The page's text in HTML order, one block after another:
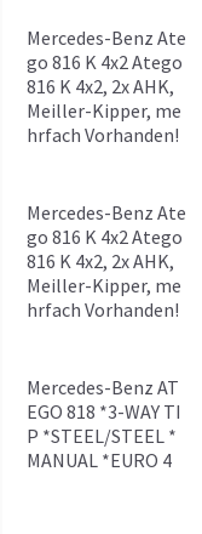
Mercedes-Benz Ate
go 816 K 4x2 Atego
816 K 4x2, 2x AHK,
Meiller-Kipper, me
hrfach Vorhanden!
Mercedes-Benz Ate
go 816 K 4x2 Atego
816 K 4x2, 2x AHK,
Meiller-Kipper, me
hrfach Vorhanden!
Mercedes-Benz AT
EGO 818 *3-WAY TI
P *STEEL/STEEL *
MANUAL *EURO 4